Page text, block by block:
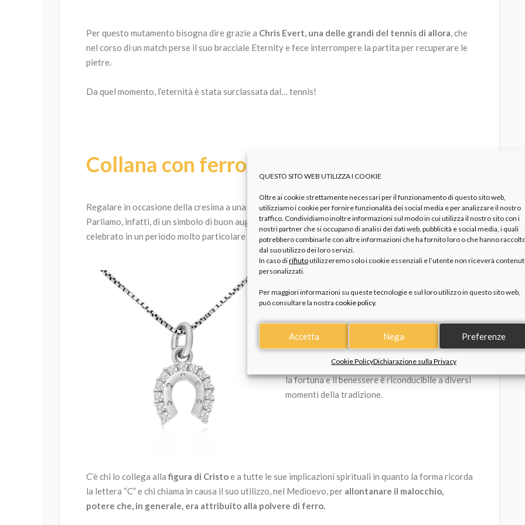
QUESTO SITO WEB UTILIZZA I COOKIE
Oltre ai cookie strettamente necessari per il funzionamento di questo sito web,
utilizziamo i cookie per fornire funzionalità dei social media e per analizzare il nostro
traffico. Condividiamo inoltre informazioni sul modo in cui utilizza il nostro sito con i
nostri partner che si occupano di analisi dei dati web, pubblicità e social media, i quali
potrebbero combinarle con altre informazioni che ha fornito loro o che hanno
dal suo utilizzo dei loro servizi.
In caso dirifiutoutilizzeremo solo i cookie essenziali e l’utente non riceverà
personalizzati.
Per maggiori informazioni su queste tecnologie e sul loro utilizzo in questo sito web,
può consultare la nostra cookie policy.
Accetta Nega Preferenze
Cookie PolicyDichiarazione sulla Privacy
Per questo mutamento bisogna dire grazie a Chris Evert, una delle grandi del tennis di allora, che
nel corso di un match perse il suo bracciale Eternity e fece interrompere la partita per recuperare le
pietre.
Da quel momento, l’eternità è stata surclassata dal… tennis!
Collana con ferro di cavallo
Regalare in occasione della cresima a una ragazza unacollana con ferro di cavalloè un’ottima idea.
Parliamo, infatti, di un simbolo di buon augurio che ha il suo perché in quanto il sacramento viene
celebrato in un periodo molto particolare della vita, ossia l’inizio dell’adolescenza.
parentesi dell’esistenza speciale in quanto, nel
corso di essa, si gettano le basi per la
costruzione della propria personalità adulta.
Augurare buona fortuna ha quindi più che senso.
Ma perché ilferro di cavallo? Il suo legame con
la fortuna e il benessere è riconducibile a diversi
momenti della tradizione.
C’è chi lo collega alla figura di Cristoe a tutte le sue implicazioni spirituali in quanto la forma ricorda
la lettera “C” e chi chiama in causa il suo utilizzo, nel Medioevo, per allontanare il malocchio,
potere che, in generale, era attribuito alla polvere di ferro.